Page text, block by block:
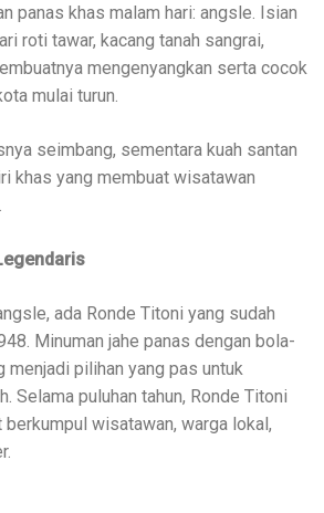
panas khas malam hari: angsle. Isian
roti tawar, kacang tanah sangrai,
mengenyangkan serta cocok
mulai turun.
seimbang, sementara kuah santan
khas yang membuat wisatawan
ada Ronde Titoni yang sudah
Minuman jahe panas dengan bola-
menjadi pilihan yang pas untuk
Selama puluhan tahun, Ronde Titoni
wisatawan, warga lokal,